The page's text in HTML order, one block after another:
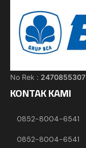
No Rek : 2470855307
KONTAK KAMI
0852-8004-6541
0852-8004-6541